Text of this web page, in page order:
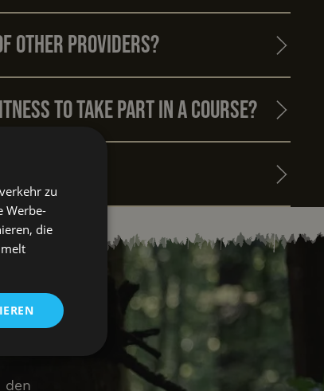
other providers?
to take part in a course?
injury?
den
zu
Werbe-
die